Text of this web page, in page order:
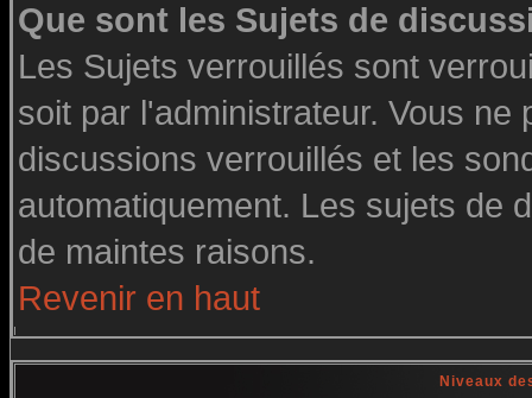
Que sont les Sujets de
Les Sujets verrouillés sont
soit par l'administrateur. Vous
discussions verrouillés et les
automatiquement. Les sujets de
de maintes raisons.
Revenir en haut
Niveaux